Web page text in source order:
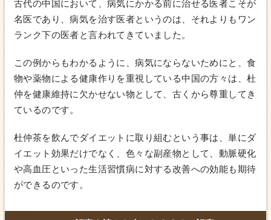
古代の中国において、病気にかかる前に治せる医者こそが
名医であり、病気を治す医者というのは、それよりもワン
ランク下の医者と言われてきていました。
この例からもわかるように、病気にならないためにと、食
物や薬物による健康作りを重視している中国の方々は、杜
仲を健康維持に欠かせない物として、古くから尊重してき
ているのです。
杜仲茶を飲んでダイエットに取り組むという事は、単にダ
イエット効果だけでなく、色々な副産物として、動脈硬化
や高血圧といった生活習慣病に対する改善への効能も期待
ができるのです。